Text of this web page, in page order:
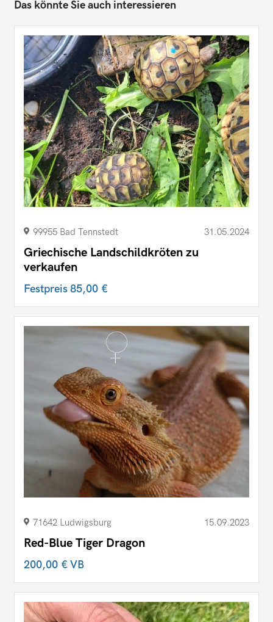
Das könnte Sie auch interessieren
99955 Bad Tennstedt 31.05.2024
Griechische Landschildkröten zu
verkaufen
Festpreis85,00 €
71642 Ludwigsburg 15.09.2023
Red-Blue Tiger Dragon
200,00 €VB